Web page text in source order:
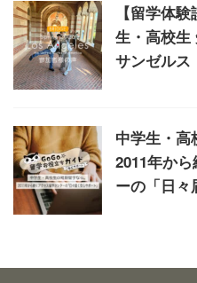
【留学体
生・高校生
サンゼルス
中学生・高
2011年か
ーの「日々